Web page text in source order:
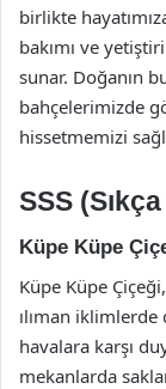
birlikte
bakımı ve
sunar. Doğanın
bahçelerimizde
hissetmemizi
SSS
Küpe Küpe
Küpe Küpe
ılıman
havalara karşı
mekanlarda